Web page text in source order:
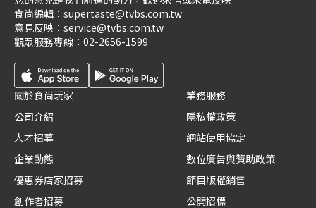
食尚編輯： supertaste@tvbs.com.tw
意見反映： service@tvbs.com.tw
觀眾服務專線： 02-2656-1599
關於食尚玩家
公司介紹
人才招募
企業動態
優惠券店家招募
創作者招募
業務服務
隱私權政策
網站使用協定
數位廣告與贊助政策
節目版權銷售
公開招標